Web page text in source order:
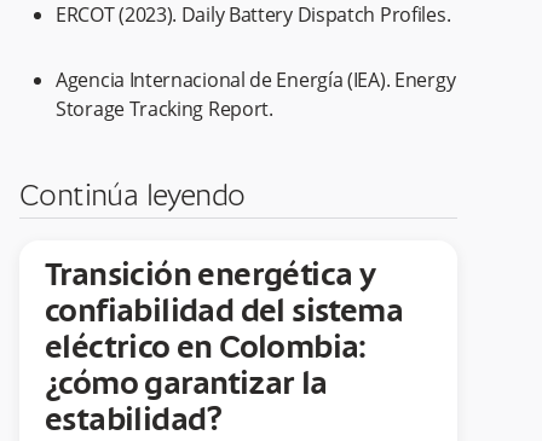
ERCOT (2023). Daily Battery Dispatch Profiles.
Agencia Internacional de Energía (IEA). Energy
Storage Tracking Report.
Continúa leyendo
Transición energética y
confiabilidad del sistema
eléctrico en Colombia:
¿cómo garantizar la
estabilidad?